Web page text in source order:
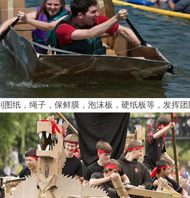
图纸，绳子，保鲜膜，泡沫板，硬纸板等，发挥